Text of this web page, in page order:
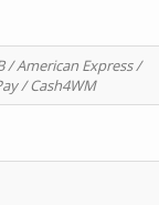
/ American Express /
/ Cash4WM